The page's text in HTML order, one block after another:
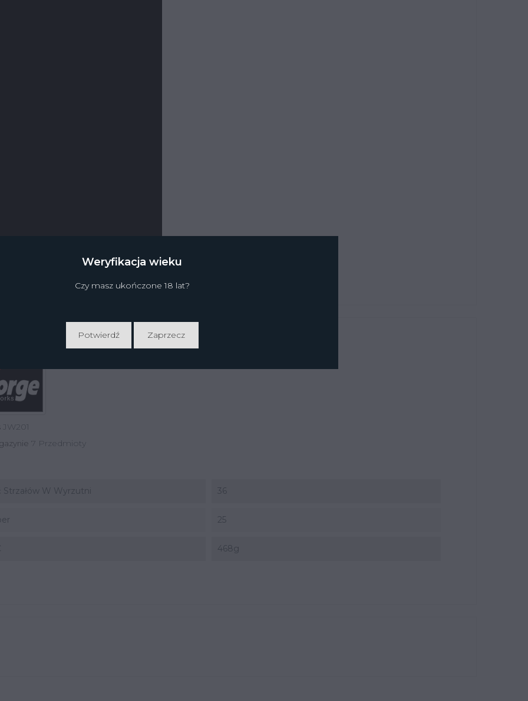
JW201
7 Przedmioty
Strzałów W Wyrzutni 36
25
468g
Weryfikacja wieku
Czy masz ukończone 18 lat?
Potwierdź Zaprzecz